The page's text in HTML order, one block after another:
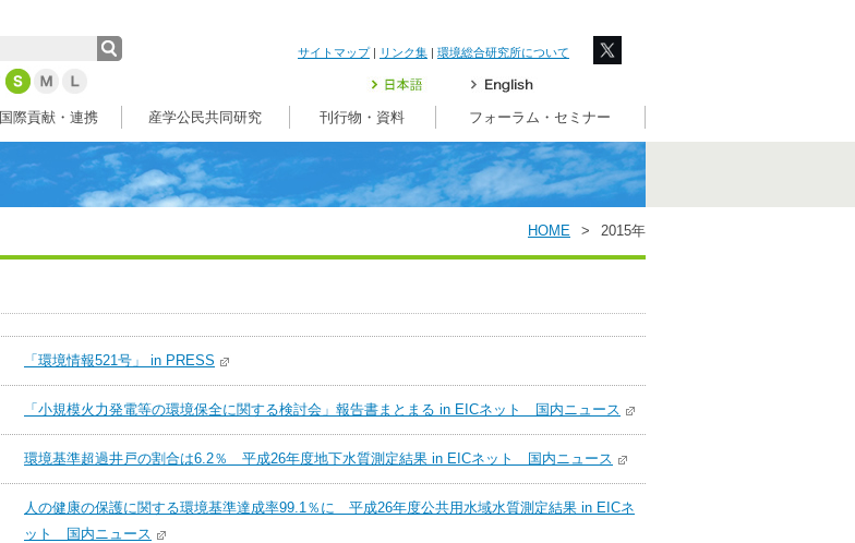
サイトマップ| リンク集 | 環境総合研究所について
国際貢献・連携 産学公民共同研究 刊行物・資料 フォーラム・セミナー
HOME > 2015年
「環境情報521号」 in PRESS
「小規模火力発電等の環境保全に関する検討会」報告書まとまる in EICネット 国内ニュース
環境基準超過井戸の割合は6.2％ 平成26年度地下水質測定結果 in EICネット 国内ニュース
人の健康の保護に関する環境基準達成率99.1％に 平成26年度公共用水域水質測定結果 in EICネ
ット 国内ニュース